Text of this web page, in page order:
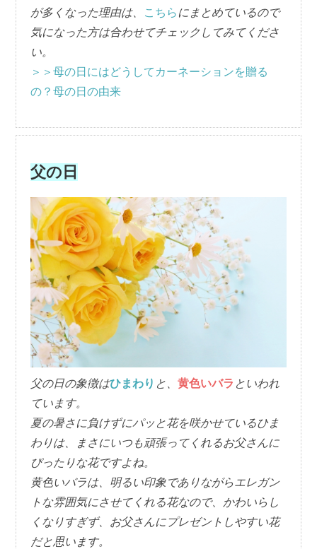
が多くなった理由は、 こちら にまとめているので
気になった方は合わせてチェックしてみてくださ
い。
＞＞母の日にはどうしてカーネーションを贈る
の？母の日の由来
父の日
父の日の象徴はひまわり と、黄色いバラ といわれ
ています。
夏の暑さに負けずにパッと花を咲かせているひま
わりは、まさにいつも頑張ってくれるお父さんに
ぴったりな花ですよね。
黄色いバラは、明るい印象でありながらエレガン
トな雰囲気にさせてくれる花なので、かわいらし
くなりすぎず、お父さんにプレゼントしやすい花
だと思います。